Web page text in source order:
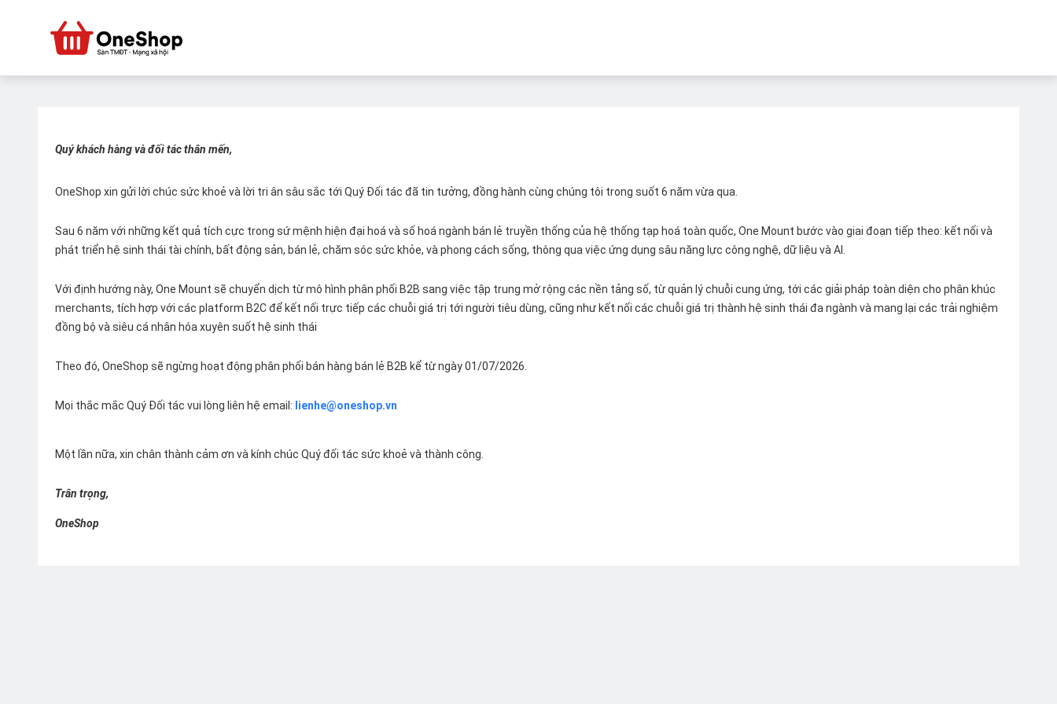
Quý khách hàng và đối tác thân mến,
OneShop xin gửi lời chúc sức khoẻ và lời tri ân sâu sắc tới Quý Đối tác đã tin tưởng, đồng hành cùng chúng tôi trong suốt 6 năm vừa qua.
Sau 6 năm với những kết quả tích cực trong sứ mệnh hiện đại hoá và số hoá ngành bán lẻ truyền thống của hệ thống tạp hoá toàn quốc, One Mount bước vào giai đoạn tiếp theo: kết nối và
phát triển hệ sinh thái tài chính, bất động sản, bán lẻ, chăm sóc sức khỏe, và phong cách sống, thông qua việc ứng dụng sâu năng lực công nghệ, dữ liệu và AI.
Với định hướng này, One Mount sẽ chuyển dịch từ mô hình phân phối B2B sang việc tập trung mở rộng các nền tảng số, từ quản lý chuỗi cung ứng, tới các giải pháp toàn diện cho phân khúc
merchants, tích hợp với các platform B2C để kết nối trực tiếp các chuỗi giá trị tới người tiêu dùng, cũng như kết nối các chuỗi giá trị thành hệ sinh thái đa ngành và mang lại các trải nghiệm
đồng bộ và siêu cá nhân hóa xuyên suốt hệ sinh thái
Theo đó, OneShop sẽ ngừng hoạt động phân phối bán hàng bán lẻ B2B kể từ ngày 01/07/2026.
Mọi thắc mắc Quý Đối tác vui lòng liên hệ email: lienhe@oneshop.vn
Một lần nữa, xin chân thành cảm ơn và kính chúc Quý đối tác sức khoẻ và thành công.
Trân trọng,
OneShop